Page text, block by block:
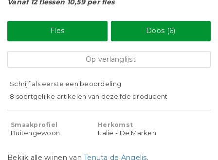
Vanaf 12 flessen 10,59 per fles
Fles Doos (6)
Op verlanglijst
Schrijf als eerste een beoordeling
8 soortgelijke artikelen van dezelfde producent
Smaakprofiel
Buitengewoon
Herkomst
Italië - De Marken
Bekijk alle wijnen vanTenuta de Angelis.